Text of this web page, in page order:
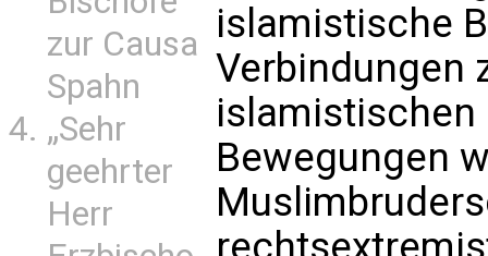
zur Causa
Spahn
„Sehr
geehrter
Herr
islamistische
Verbindungen
Bewegungen